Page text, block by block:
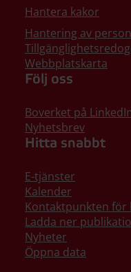
Hantera kakor
Hantering av
Webbplatskarta
Följ oss
Boverket på
Nyhetsbrev
Hitta snabbt
E-tjänster
Kalender
Kontaktpunkten för
Ladda ner
Nyheter
Öppna data